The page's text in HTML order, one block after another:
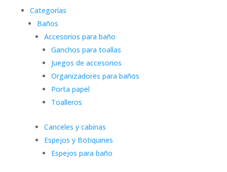
Categorías
Baños
Accesorios para baño
Ganchos para toallas
Juegos de accesorios
Organizadores para baños
Porta papel
Toalleros
Canceles y cabinas
Espejos y Botiquines
Espejos para baño